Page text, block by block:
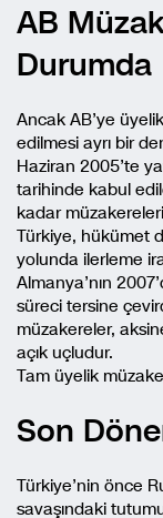
AB
Durumda
Ancak AB’ye
edilmesi ayrı bir
Haziran 2005’te
tarihinde kabul
kadar
Türkiye, hükümet
yolunda ilerleme
Almanya’nın
süreci tersine
müzakereler,
açık uçludur.
Tam üyelik
Son
Türkiye’nin önce
savaşındaki